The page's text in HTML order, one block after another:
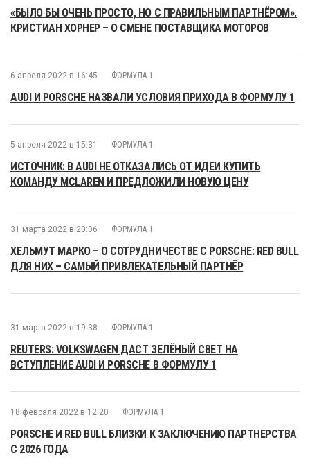
«БЫЛО БЫ ОЧЕНЬ ПРОСТО, НО С ПРАВИЛЬНЫМ ПАРТНЁРОМ».
КРИСТИАН ХОРНЕР – О СМЕНЕ ПОСТАВЩИКА МОТОРОВ
6 апреля 2022 в 16:45 ФОРМУЛА 1
AUDI И PORSCHE НАЗВАЛИ УСЛОВИЯ ПРИХОДА В ФОРМУЛУ 1
5 апреля 2022 в 15:31 ФОРМУЛА 1
ИСТОЧНИК: В AUDI НЕ ОТКАЗАЛИСЬ ОТ ИДЕИ КУПИТЬ
КОМАНДУ MCLAREN И ПРЕДЛОЖИЛИ НОВУЮ ЦЕНУ
31 марта 2022 в 20:06 ФОРМУЛА 1
ХЕЛЬМУТ МАРКО – О СОТРУДНИЧЕСТВЕ С PORSCHE: RED BULL
ДЛЯ НИХ – САМЫЙ ПРИВЛЕКАТЕЛЬНЫЙ ПАРТНЁР
31 марта 2022 в 19:38 ФОРМУЛА 1
REUTERS: VOLKSWAGEN ДАСТ ЗЕЛЁНЫЙ СВЕТ НА
ВСТУПЛЕНИЕ AUDI И PORSCHE В ФОРМУЛУ 1
18 февраля 2022 в 12:20 ФОРМУЛА 1
PORSCHE И RED BULL БЛИЗКИ К ЗАКЛЮЧЕНИЮ ПАРТНЕРСТВА
С 2026 ГОДА